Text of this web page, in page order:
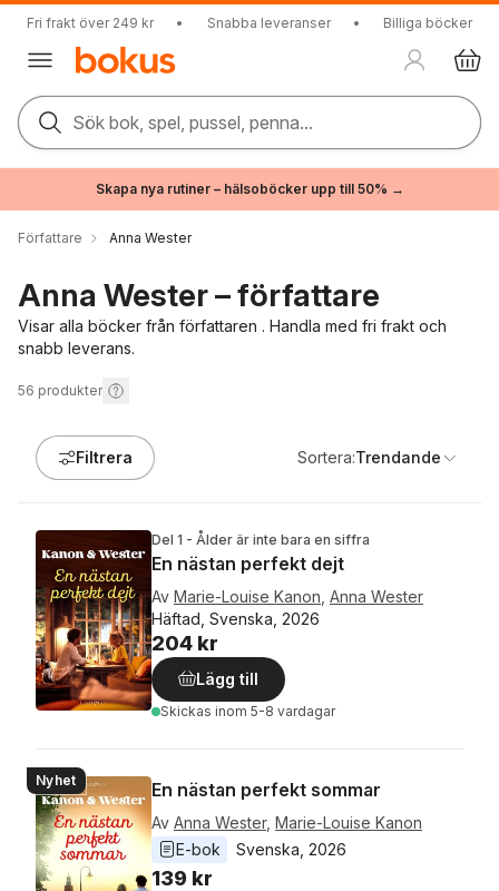
Fri frakt över 249 kr • Snabba leveranser • Billiga böcker
Sök bok, spel, pussel, penna...
Skapa nya rutiner – hälsoböcker upp till 50% →
Författare Anna Wester
Anna Wester – författare
Visar alla böcker från författaren . Handla med fri frakt och
snabb leverans.
56 produkter
Filtrera Sortera:Trendande
Del 1 - Ålder är inte bara en siffra
En nästan perfekt dejt
Av Marie-Louise Kanon Anna Wester
Häftad, Svenska, 2026
204 kr
Lägg till
Skickas inom 5-8 vardagar
Nyhet En nästan perfekt sommar
Av Anna Wester, Marie-Louise Kanon
E-bok
Svenska 2026
139 kr